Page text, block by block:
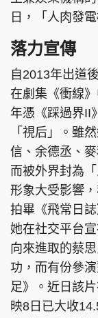
日，「人肉發
落力宣傳
自2013年出道
在劇集《衝線
年憑《踩過界II
「視后」。雖
信、余德丞、
而被外界封為
形象大受影響
拍畢《飛常日
她在社交平台
向來進取的蔡
功，而有份參
足》。近日該
映8日已大收